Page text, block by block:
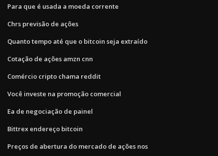
Para que é usada a moeda corrente
Chrs previsão de ações
Quanto tempo até que o bitcoin seja extraído
Cotação de ações amzn cnn
Comércio cripto chama reddit
Você investe na promoção comercial
Ea de negociação de painel
Bittrex endereço bitcoin
Preços de abertura do mercado de ações nos